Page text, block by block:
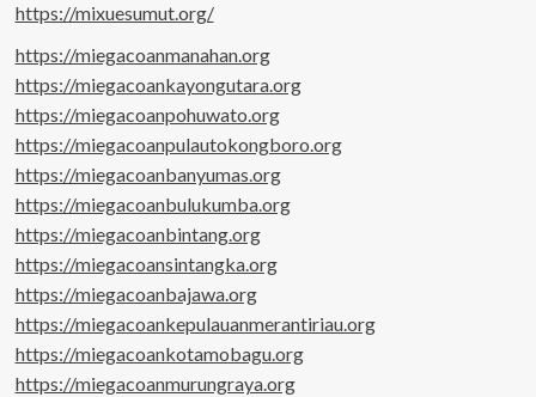
https://mixuesumut.org/
https://miegacoanmanahan.org
https://miegacoankayongutara.org
https://miegacoanpohuwato.org
https://miegacoanpulautokongboro.org
https://miegacoanbanyumas.org
https://miegacoanbulukumba.org
https://miegacoanbintang.org
https://miegacoansintangka.org
https://miegacoanbajawa.org
https://miegacoankepulauanmerantiriau.org
https://miegacoankotamobagu.org
https://miegacoanmurungraya.org